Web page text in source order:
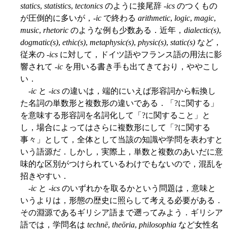
statics, statistics, tectonics のように接尾辞 -ics のつくもの
が圧倒的に多いが，-ic で終わる arithmetic, logic, magic,
music, rhetoric のような例も少数ある．近年， dialectic(s),
dogmatic(s), ethic(s), metaphysic(s), physic(s), static(s) など，
従来の -ics に対して，ドイツ語やフランス語の用法に影
響されて -ic を用いる書き手も出てきており，ややこし
い．
-ic と -ics の違いは，端的にいえば形容詞から転換し
た名詞の単数形と複数形の違いである．「?に関する」
を意味する形容詞を名詞化して「?に関すること」と
し，場合によってはさらに複数形にして「?に関する
事々」として，全体として当該の知識や学問を表わすと
いう語源だ．しかし，実際上，単数と複数のあいだに意
味的な区別がつけられているわけでもないので，混乱を
招きやすい．
-ic と -ics のいずれかを取るかという問題は，意味と
いうよりは，形態の歴史に照らして考える必要がある．
その淵源であるギリシア語まで遡ってみよう．ギリシア
語では，学問名は technē, theōria, philosophia など女性名